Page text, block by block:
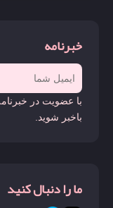
خبرنامه
با عضویت در
باخبر شوید.
ما را دنبال کنید